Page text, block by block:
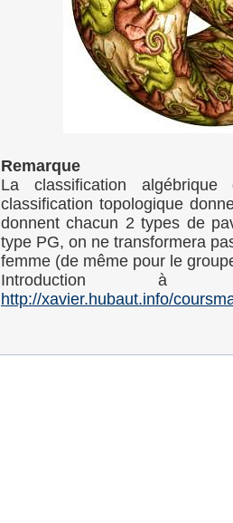
Remarque
La classification
classification topologique
donnent chacun 2 types de
type PG, on ne transformera
femme (de même pour le
Introduction à
http://xavier.hubaut.info/